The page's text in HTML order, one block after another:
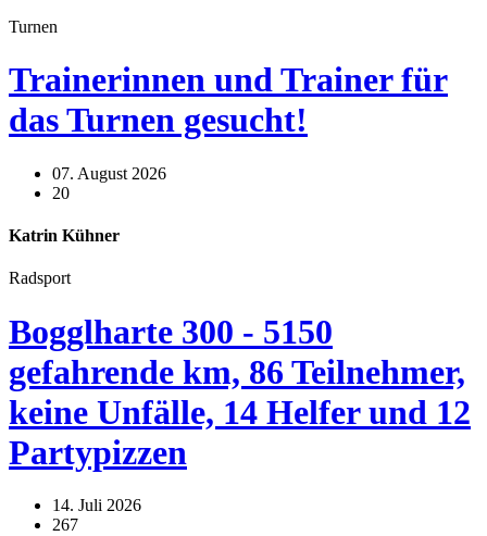
Turnen
Trainerinnen und Trainer für
das Turnen gesucht!
07. August 2026
20
Katrin Kühner
Radsport
Bogglharte 300 - 5150
gefahrende km, 86 Teilnehmer,
keine Unfälle, 14 Helfer und 12
Partypizzen
14. Juli 2026
267